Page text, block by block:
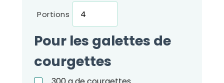
Portions
Pour les galettes de
courgettes